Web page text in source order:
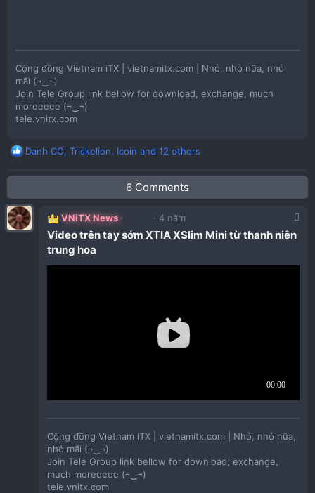
Tùy biến lắp thêm 1 fan 12cm bên mặt hông, trông khá dị
nhưng với case itx thì chấp nhận được​
Cộng đồng Vietnam iTX | vietnamitx.com | Nhỏ, nhỏ nữa, nhỏ
mãi (¬‿¬)
Join Tele Group link bellow for download, exchange, much
moreeeee (¬‿¬)
tele.vnitx.com
R
a
t
i
o
Danh CO, Triskelion, Icoin and 12 others
6 Comments
VNiTX News 4 năm
Video trên tay sớm XTIA XSlim Mini từ thanh niên
trung hoa​
Cộng đồng Vietnam iTX | vietnamitx.com | Nhỏ, nhỏ nữa,
nhỏ mãi (¬‿¬)
Join Tele Group link bellow for download, exchange,
much moreeeee (¬‿¬)
tele.vnitx.com